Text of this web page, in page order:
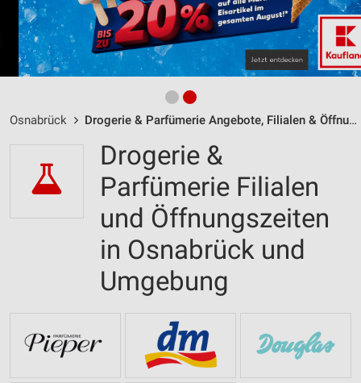
Osnabrück Drogerie & Parfümerie Angebote, Filialen & Öffnungszeiten
Drogerie &
Parfümerie Filialen
und Öffnungszeiten
in Osnabrück und
Umgebung